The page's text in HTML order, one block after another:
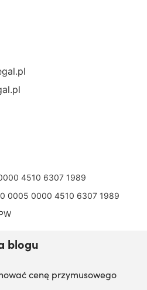
4510 6307 1989
0005 0000 4510 6307 1989
blogu
cenę przymusowego